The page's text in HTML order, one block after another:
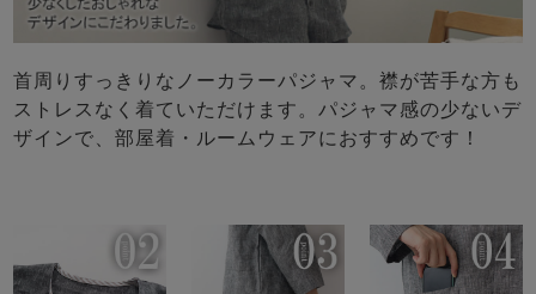
首周りすっきりなノーカラーパジャマ。襟が苦手な方も
ストレスなく着ていただけます。パジャマ感の少ないデ
ザインで、部屋着・ルームウェアにおすすめです！